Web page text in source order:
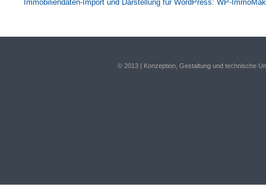
Immobiliendaten-Import und Darstellung für WordPress: WP-
© 2013 | Konzeption, Gestaltung und technische